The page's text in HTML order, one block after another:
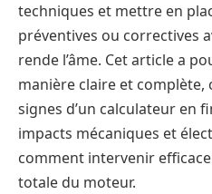
techniques et mettre en
préventives ou correctives
rende l’âme. Cet article a
manière claire et
signes d’un calculateur en
impacts mécaniques et
comment intervenir
totale du moteur.